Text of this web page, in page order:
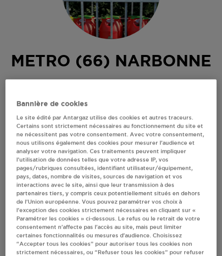
METRO (66) NARBONNE
S'Y RENDRE
AFFICHER LE TÉLÉPHONE
RECEVOIR LES COORDONNÉES DU REVENDEUR
En cliquant sur « S’y rendre », j’autorise le traitement
d’informations (dont mon adresse IP) et leur transfert hors UE
par Google Maps afin d’afficher la carte.
En savoir plus
Bannière de cookies
Le site édité par Antargaz utilise des cookies et autres traceurs.
Certains sont strictement nécessaires au fonctionnement du site et
ne nécessitent pas votre consentement. Avec votre consentement,
nous utilisons également des cookies pour mesurer l’audience et
analyser votre navigation. Ces traitements peuvent impliquer
l’utilisation de données telles que votre adresse IP, vos
pages/rubriques consultées, identifiant utilisateur/équipement,
pays, dates, nombre de visites, sources de navigation et vos
interactions avec le site, ainsi que leur transmission à des
partenaires tiers, y compris ceux potentiellement situés en dehors
de l’Union européenne. Vous pouvez paramétrer vos choix à
l’exception des cookies strictement nécessaires en cliquant sur «
Paramétrer les cookies » ci-dessous. Le refus ou le retrait de votre
consentement n’affecte pas l’accès au site, mais peut limiter
certaines fonctionnalités ou mesures d’audience. Choisissez
“Accepter tous les cookies” pour autoriser tous les cookies non
strictement nécessaires, ou “Refuser tous les cookies” pour refuser